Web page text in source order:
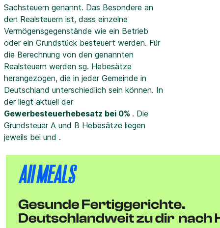
Sachsteuern genannt. Das Besondere an
den Realsteuern ist, dass einzelne
Vermögensgegenstände wie ein Betrieb
oder ein Grundstück besteuert werden. Für
die Berechnung von den genannten
Realsteuern werden sg. Hebesätze
herangezogen, die in jeder Gemeinde in
Deutschland unterschiedlich sein können. In
der liegt aktuell der
Gewerbesteuerhebesatz bei 0% . Die
Grundsteuer A und B Hebesätze liegen
jeweils bei und .